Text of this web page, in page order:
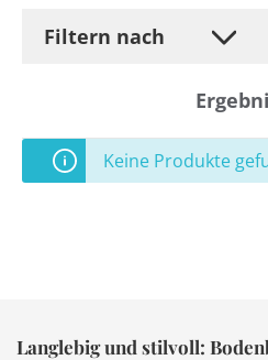
Filtern nach
Keine Produkte
Langlebig und stilvoll: